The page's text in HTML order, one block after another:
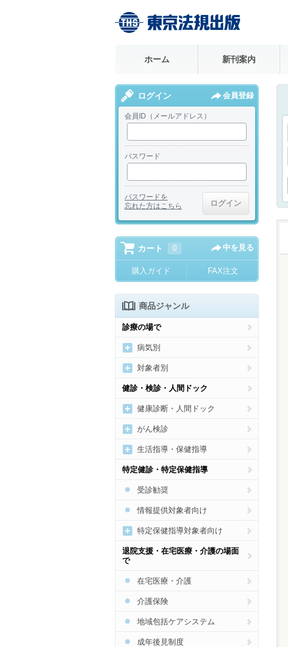
ホーム 新刊案内
ログイン 会員登録
会員ID（メールアドレス）
パスワード
パスワードを
忘れた方はこちら
カート 0 中を見る
購入ガイド FAX注文
商品ジャンル
診療の場で
病気別
新型コロナウイルス感染症
高血圧
糖尿病
脂質異常症
痛風・高尿酸血症
肥満
メタボリックシンドローム
貧血
心臓病
脳卒中
COPD
骨粗しょう症
花粉症・アレルギー
対象者別
女性の病気・健康づくり
妊産婦向け
乳幼児向け
子どもの病気・健康づくり
高齢者の健康づくり
歯科
健診・検診・人間ドック
健康診断・人間ドック
健診・人間ドック受診勧奨
健診・人間ドックの結果通
がん検診
がん総合
がん検診の受診勧奨、結果説
生活指導・保健指導
運動
食事
禁煙
アルコール
生活習慣病予防総合
特定健診・特定保健指導
受診勧奨
情報提供対象者向け
特定保健指導対象者向け
特定健診・特定保健指導総合
食事
禁煙
アルコール
退院支援・在宅医療・介護の場面
で
在宅医療・介護
介護保険
地域包括ケアシステム
成年後見制度